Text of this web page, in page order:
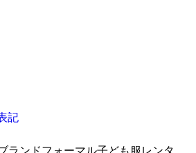
記
ランドフォーマル子ども服レンタ